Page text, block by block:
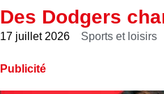
Des Dodgers
17 juillet 2026 Sports et loisirs
Publicité